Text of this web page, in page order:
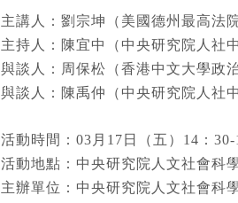
主講人：劉宗坤（美國德州最高法
主持人：陳宜中（中央研究院人社
與談人：周保松（香港中文大學政
與談人：陳禹仲（中央研究院人社
活動時間： 03 月 17 日（五） 14 ： 30-
活動地點：中央研究院人文社會科
主辦單位：中央研究院人文社會科